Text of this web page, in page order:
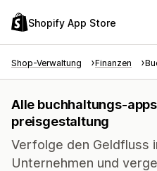
Shopify App Store
Shop-Verwaltung Finanzen
Alle buchhaltungs-
preisgestaltung
Verfolge den Geldfluss
Unternehmen und